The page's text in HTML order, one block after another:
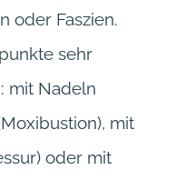
oder Faszien.
sehr
mit Nadeln
mit
oder mit